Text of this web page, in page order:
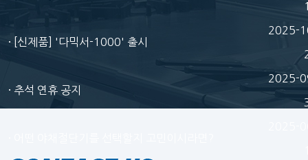
· [신제품] '다믹서-1000' 출시
2025-
· 추석 연휴 공지
2025-